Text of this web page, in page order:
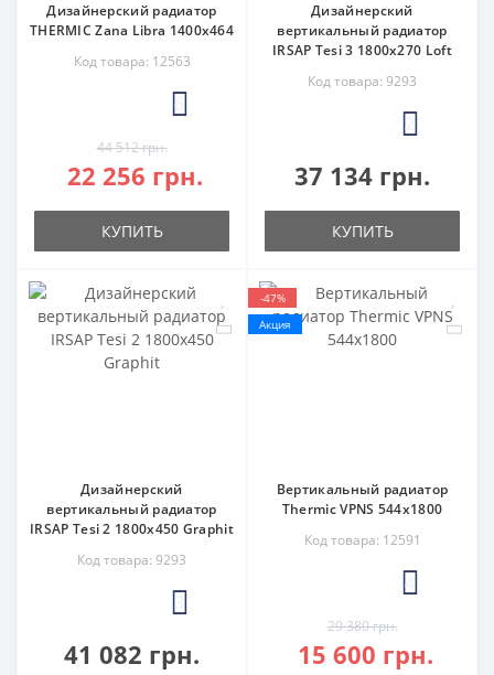
Дизайнерский радиатор
THERMIC Zana Libra 1400x464
Код товара: 12563
6
44 512 грн.
22 256 грн.
КУПИТЬ
Дизайнерский
вертикальный радиатор
IRSAP Tesi 3 1800x270 Loft
Код товара: 9293
37 134 грн.
КУПИТЬ
Дизайнерский
вертикальный радиатор
IRSAP Tesi 2 1800x450 Graphit
Код товара: 9293
3
41 082 грн.
-47%
Акция
Вертикальный радиатор
Thermic VPNS 544x1800
Код товара: 12591
4
29 380 грн.
15 600 грн.